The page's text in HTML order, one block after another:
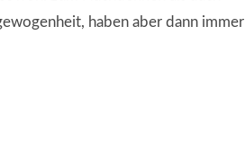
haben aber dann immer